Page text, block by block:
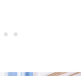
9 10